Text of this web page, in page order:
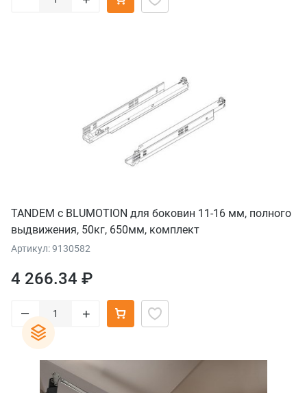
TANDEM с BLUMOTION для боковин 11-16 мм, полного
выдвижения, 50кг, 650мм, комплект
Артикул: 9130582
4 266.34 ₽
– +